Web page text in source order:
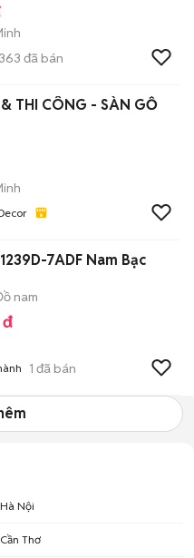
363 đã bán
THI CÔNG - SÀN GỖ
7ADF Nam Bạc
nam
1 đã bán
Hà Nội
Cần Thơ